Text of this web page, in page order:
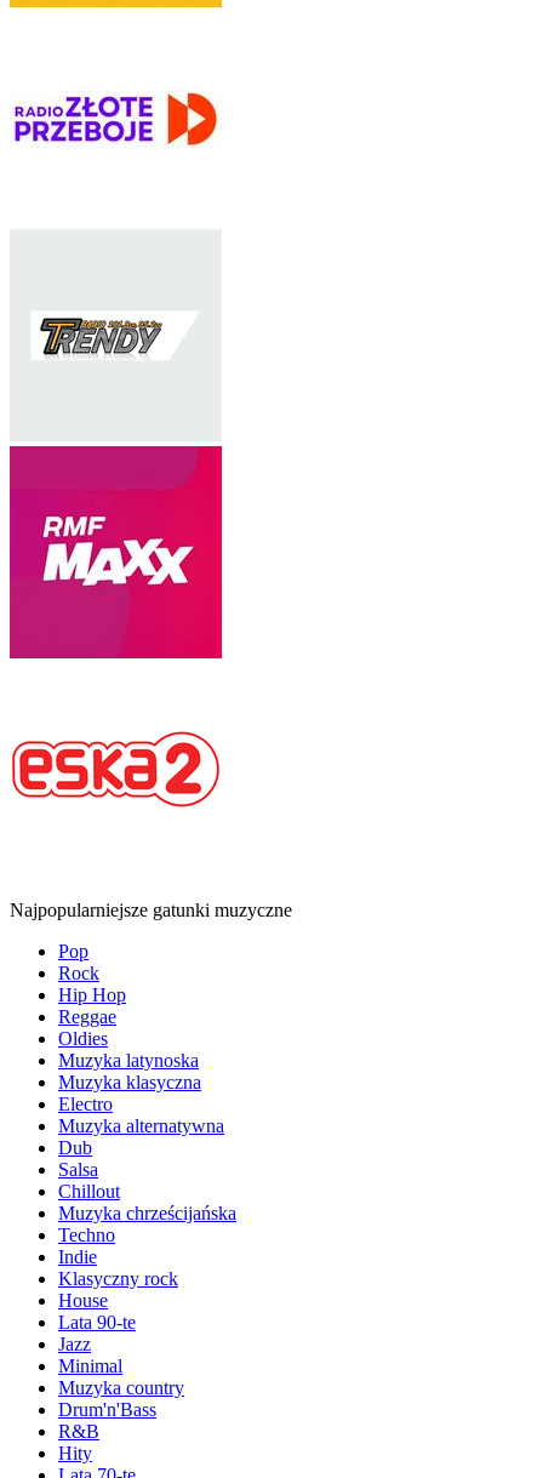
Najpopularniejsze gatunki muzyczne
Pop
Rock
Hip Hop
Reggae
Oldies
Muzyka latynoska
Muzyka klasyczna
Electro
Muzyka alternatywna
Dub
Salsa
Chillout
Muzyka chrześcijańska
Techno
Indie
Klasyczny rock
House
Lata 90-te
Jazz
Minimal
Muzyka country
Drum'n'Bass
R&B
Hity